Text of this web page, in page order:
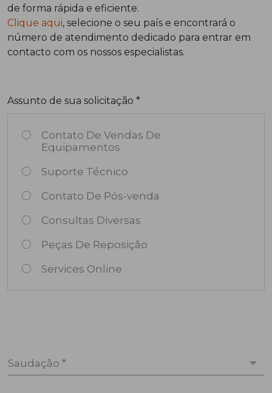
de forma rápida e eficiente.
Clique aqui, selecione o seu país e encontrará o
número de atendimento dedicado para entrar em
contacto com os nossos especialistas.
Assunto de sua solicitação *
Contato De Vendas De
Equipamentos
Suporte Técnico
Contato De Pós-venda
Consultas Diversas
Peças De Reposição
Services Online
Saudação *